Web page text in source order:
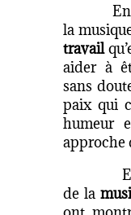
En
la
travail
aider à
sans
paix qui
humeur
approche
En
de la